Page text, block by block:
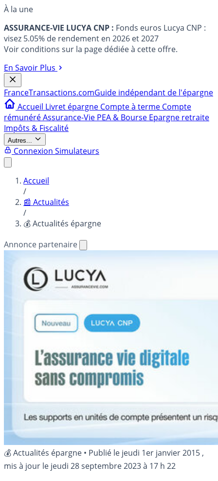
À la une
ASSURANCE-VIE LUCYA CNP : Fonds euros Lucya CNP :
visez 5.05% de rendement en 2026 et 2027
Voir conditions sur la page dédiée à cette offre.
En Savoir Plus
FranceTransactions.comGuide indépendant de l'épargne
Accueil Livret épargne Compte à terme Compte
rémunéréAssurance-Vie PEA & Bourse Epargne retraite
Impôts & Fiscalité
Autres...
Connexion Simulateurs
Accueil
/
📰 Actualités
/
💰 Actualités épargne
Annonce partenaire
💰 Actualités épargne • Publié le jeudi 1er janvier 2015 ,
mis à jour le jeudi 28 septembre 2023 à 17 h 22